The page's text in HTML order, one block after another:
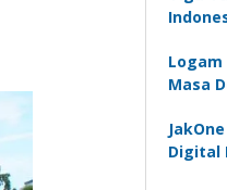
Logam
Masa
Digital